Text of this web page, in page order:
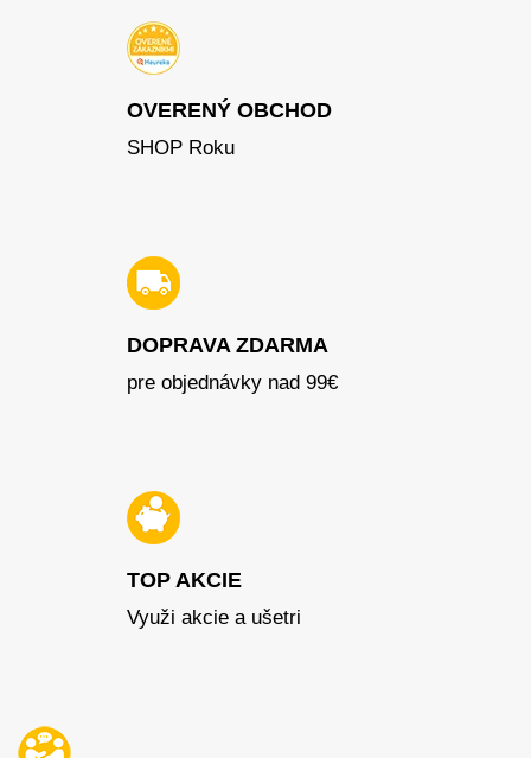
OVERENÝ OBCHOD
SHOP Roku
DOPRAVA ZDARMA
pre objednávky nad 99€
TOP AKCIE
Využi akcie a ušetri